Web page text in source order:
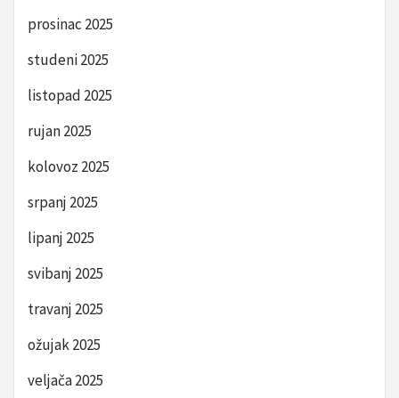
prosinac 2025
studeni 2025
listopad 2025
rujan 2025
kolovoz 2025
srpanj 2025
lipanj 2025
svibanj 2025
travanj 2025
ožujak 2025
veljača 2025